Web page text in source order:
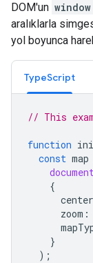
DOM'un
aralıklarla
yol boyunca
TypeScript
// This
function
const map
{
center
zoom :
}
);